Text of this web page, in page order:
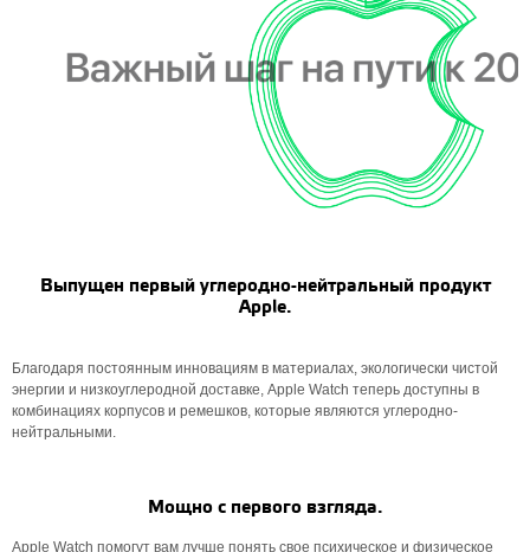
Выпущен первый углеродно-нейтральный продукт
Apple.
Благодаря постоянным инновациям в материалах, экологически чистой
энергии и низкоуглеродной доставке, Apple Watch теперь доступны в
комбинациях корпусов и ремешков, которые являются углеродно-
нейтральными.
Мощно с первого взгляда.
Apple Watch помогут вам лучше понять свое психическое и физическое